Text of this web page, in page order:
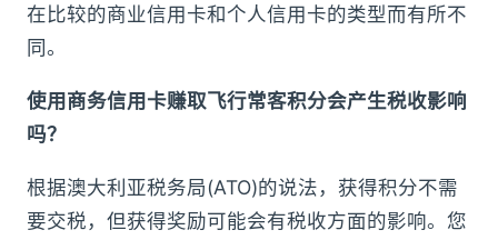
在比较的商业信用卡和个人信用卡的类型而有所不
同。
使用商务信用卡赚取飞行常客积分会产生税收影响
吗？
根据澳大利亚税务局(ATO)的说法，获得积分不需
要交税，但获得奖励可能会有税收方面的影响。您